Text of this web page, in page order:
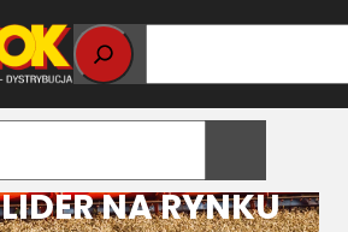
STOMIL
LIDER NA RYNKU